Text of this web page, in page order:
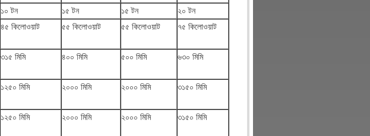
১০ টন ১৫ টন ১৫ টন ২০ টন
৪৫ কিলোওয়াট ৫৫ কিলোওয়াট ৫৫ কিলোওয়াট ৭৫ কিলোওয়াট
৩১৫ মিমি ৪০০ মিমি ৫০০ মিমি ৬৩০ মিমি
১২৫০ মিমি ২০০০ মিমি ২০০০ মিমি ৩১৫০ মিমি
১২৫০ মিমি ২০০০ মিমি ২০০০ মিমি ৩১৫০ মিমি